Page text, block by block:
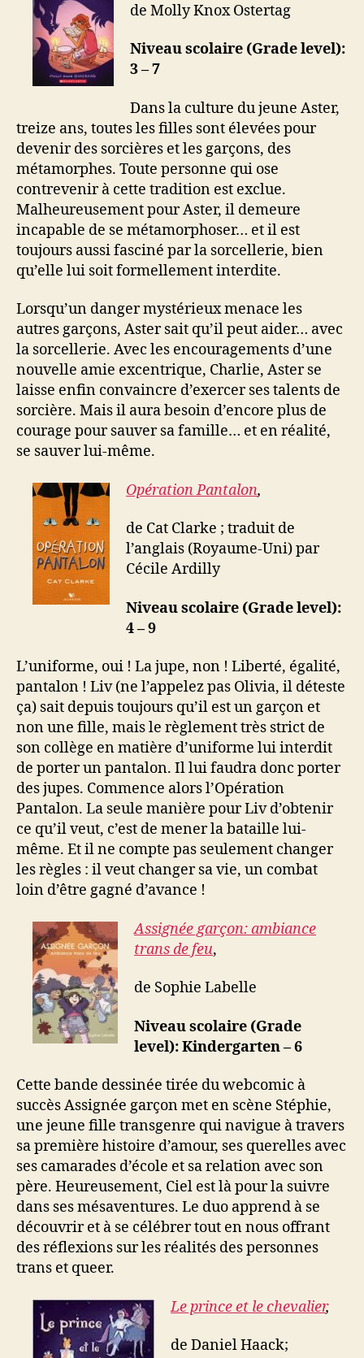
de Molly Knox Ostertag
Niveau scolaire (Grade level):
3 – 7
Dans la culture du jeune Aster,
treize ans, toutes les filles sont élevées pour
devenir des sorcières et les garçons, des
métamorphes. Toute personne qui ose
contrevenir à cette tradition est exclue.
Malheureusement pour Aster, il demeure
incapable de se métamorphoser… et il est
toujours aussi fasciné par la sorcellerie, bien
qu’elle lui soit formellement interdite.
Lorsqu’un danger mystérieux menace les
autres garçons, Aster sait qu’il peut aider… avec
la sorcellerie. Avec les encouragements d’une
nouvelle amie excentrique, Charlie, Aster se
laisse enfin convaincre d’exercer ses talents de
sorcière. Mais il aura besoin d’encore plus de
courage pour sauver sa famille… et en réalité,
se sauver lui-même.
Opération Pantalon,
de Cat Clarke ; traduit de
l’anglais (Royaume-Uni) par
Cécile Ardilly
Niveau scolaire (Grade level):
4 – 9
L’uniforme, oui ! La jupe, non ! Liberté, égalité,
pantalon ! Liv (ne l’appelez pas Olivia, il déteste
ça) sait depuis toujours qu’il est un garçon et
non une fille, mais le règlement très strict de
son collège en matière d’uniforme lui interdit
de porter un pantalon. Il lui faudra donc porter
des jupes. Commence alors l’Opération
Pantalon. La seule manière pour Liv d’obtenir
ce qu’il veut, c’est de mener la bataille lui-
même. Et il ne compte pas seulement changer
les règles : il veut changer sa vie, un combat
loin d’être gagné d’avance !
Assignée garçon: ambiance
trans de feu,
de Sophie Labelle
Niveau scolaire (Grade
level): Kindergarten – 6
Cette bande dessinée tirée du webcomic à
succès Assignée garçon met en scène Stéphie,
une jeune fille transgenre qui navigue à travers
sa première histoire d’amour, ses querelles avec
ses camarades d’école et sa relation avec son
père. Heureusement, Ciel est là pour la suivre
dans ses mésaventures. Le duo apprend à se
découvrir et à se célébrer tout en nous offrant
des réflexions sur les réalités des personnes
trans et queer.
Le prince et le chevalier,
de Daniel Haack;